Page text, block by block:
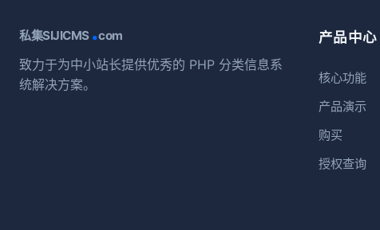
私集SIJICMS .com
致力于为中小站长提供优秀的 PHP 分类信息系
统解决方案。
产品中心
核心功能
产品演示
购买
授权查询